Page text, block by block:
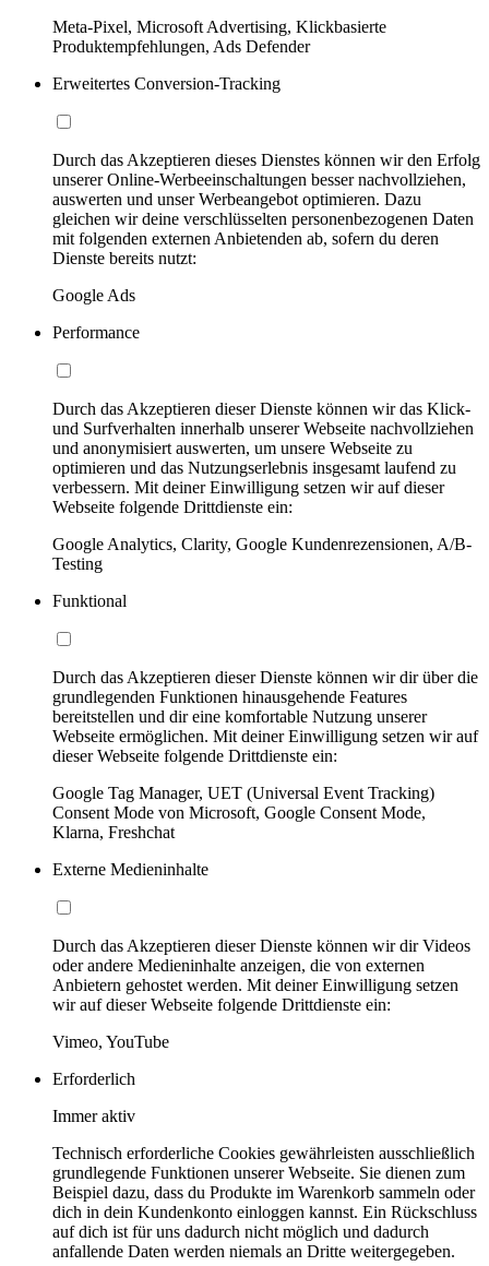
Meta-Pixel, Microsoft Advertising, Klickbasierte
Produktempfehlungen, Ads Defender
Erweitertes Conversion-Tracking
Durch das Akzeptieren dieses Dienstes können wir den Erfolg
unserer Online-Werbeeinschaltungen besser nachvollziehen,
auswerten und unser Werbeangebot optimieren. Dazu
gleichen wir deine verschlüsselten personenbezogenen Daten
mit folgenden externen Anbietenden ab, sofern du deren
Dienste bereits nutzt:
Google Ads
Performance
Durch das Akzeptieren dieser Dienste können wir das Klick-
und Surfverhalten innerhalb unserer Webseite nachvollziehen
und anonymisiert auswerten, um unsere Webseite zu
optimieren und das Nutzungserlebnis insgesamt laufend zu
verbessern. Mit deiner Einwilligung setzen wir auf dieser
Webseite folgende Drittdienste ein:
Google Analytics, Clarity, Google Kundenrezensionen, A/B-
Testing
Funktional
Durch das Akzeptieren dieser Dienste können wir dir über die
grundlegenden Funktionen hinausgehende Features
bereitstellen und dir eine komfortable Nutzung unserer
Webseite ermöglichen. Mit deiner Einwilligung setzen wir auf
dieser Webseite folgende Drittdienste ein:
Google Tag Manager, UET (Universal Event Tracking)
Consent Mode von Microsoft, Google Consent Mode,
Klarna, Freshchat
Externe Medieninhalte
Durch das Akzeptieren dieser Dienste können wir dir Videos
oder andere Medieninhalte anzeigen, die von externen
Anbietern gehostet werden. Mit deiner Einwilligung setzen
wir auf dieser Webseite folgende Drittdienste ein:
Vimeo, YouTube
Erforderlich
Immer aktiv
Technisch erforderliche Cookies gewährleisten ausschließlich
grundlegende Funktionen unserer Webseite. Sie dienen zum
Beispiel dazu, dass du Produkte im Warenkorb sammeln oder
dich in dein Kundenkonto einloggen kannst. Ein Rückschluss
auf dich ist für uns dadurch nicht möglich und dadurch
anfallende Daten werden niemals an Dritte weitergegeben.